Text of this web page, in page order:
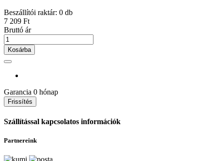
Beszállítói raktár: 0 db
7 209 Ft
Bruttó ár
Kosárba
Garancia 0 hónap
Szállítással kapcsolatos információk
Partnereink